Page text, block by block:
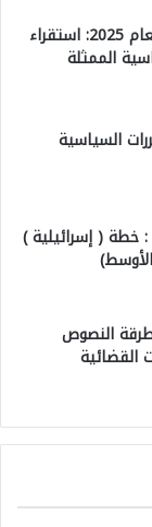
خارطة الانتخابات البرلمانية لعام 2025: استقراء
الممثلة
السياسية
ممر داوود David’s Corrido : خطة ( إسرائيلية )
النصوص
القضائية